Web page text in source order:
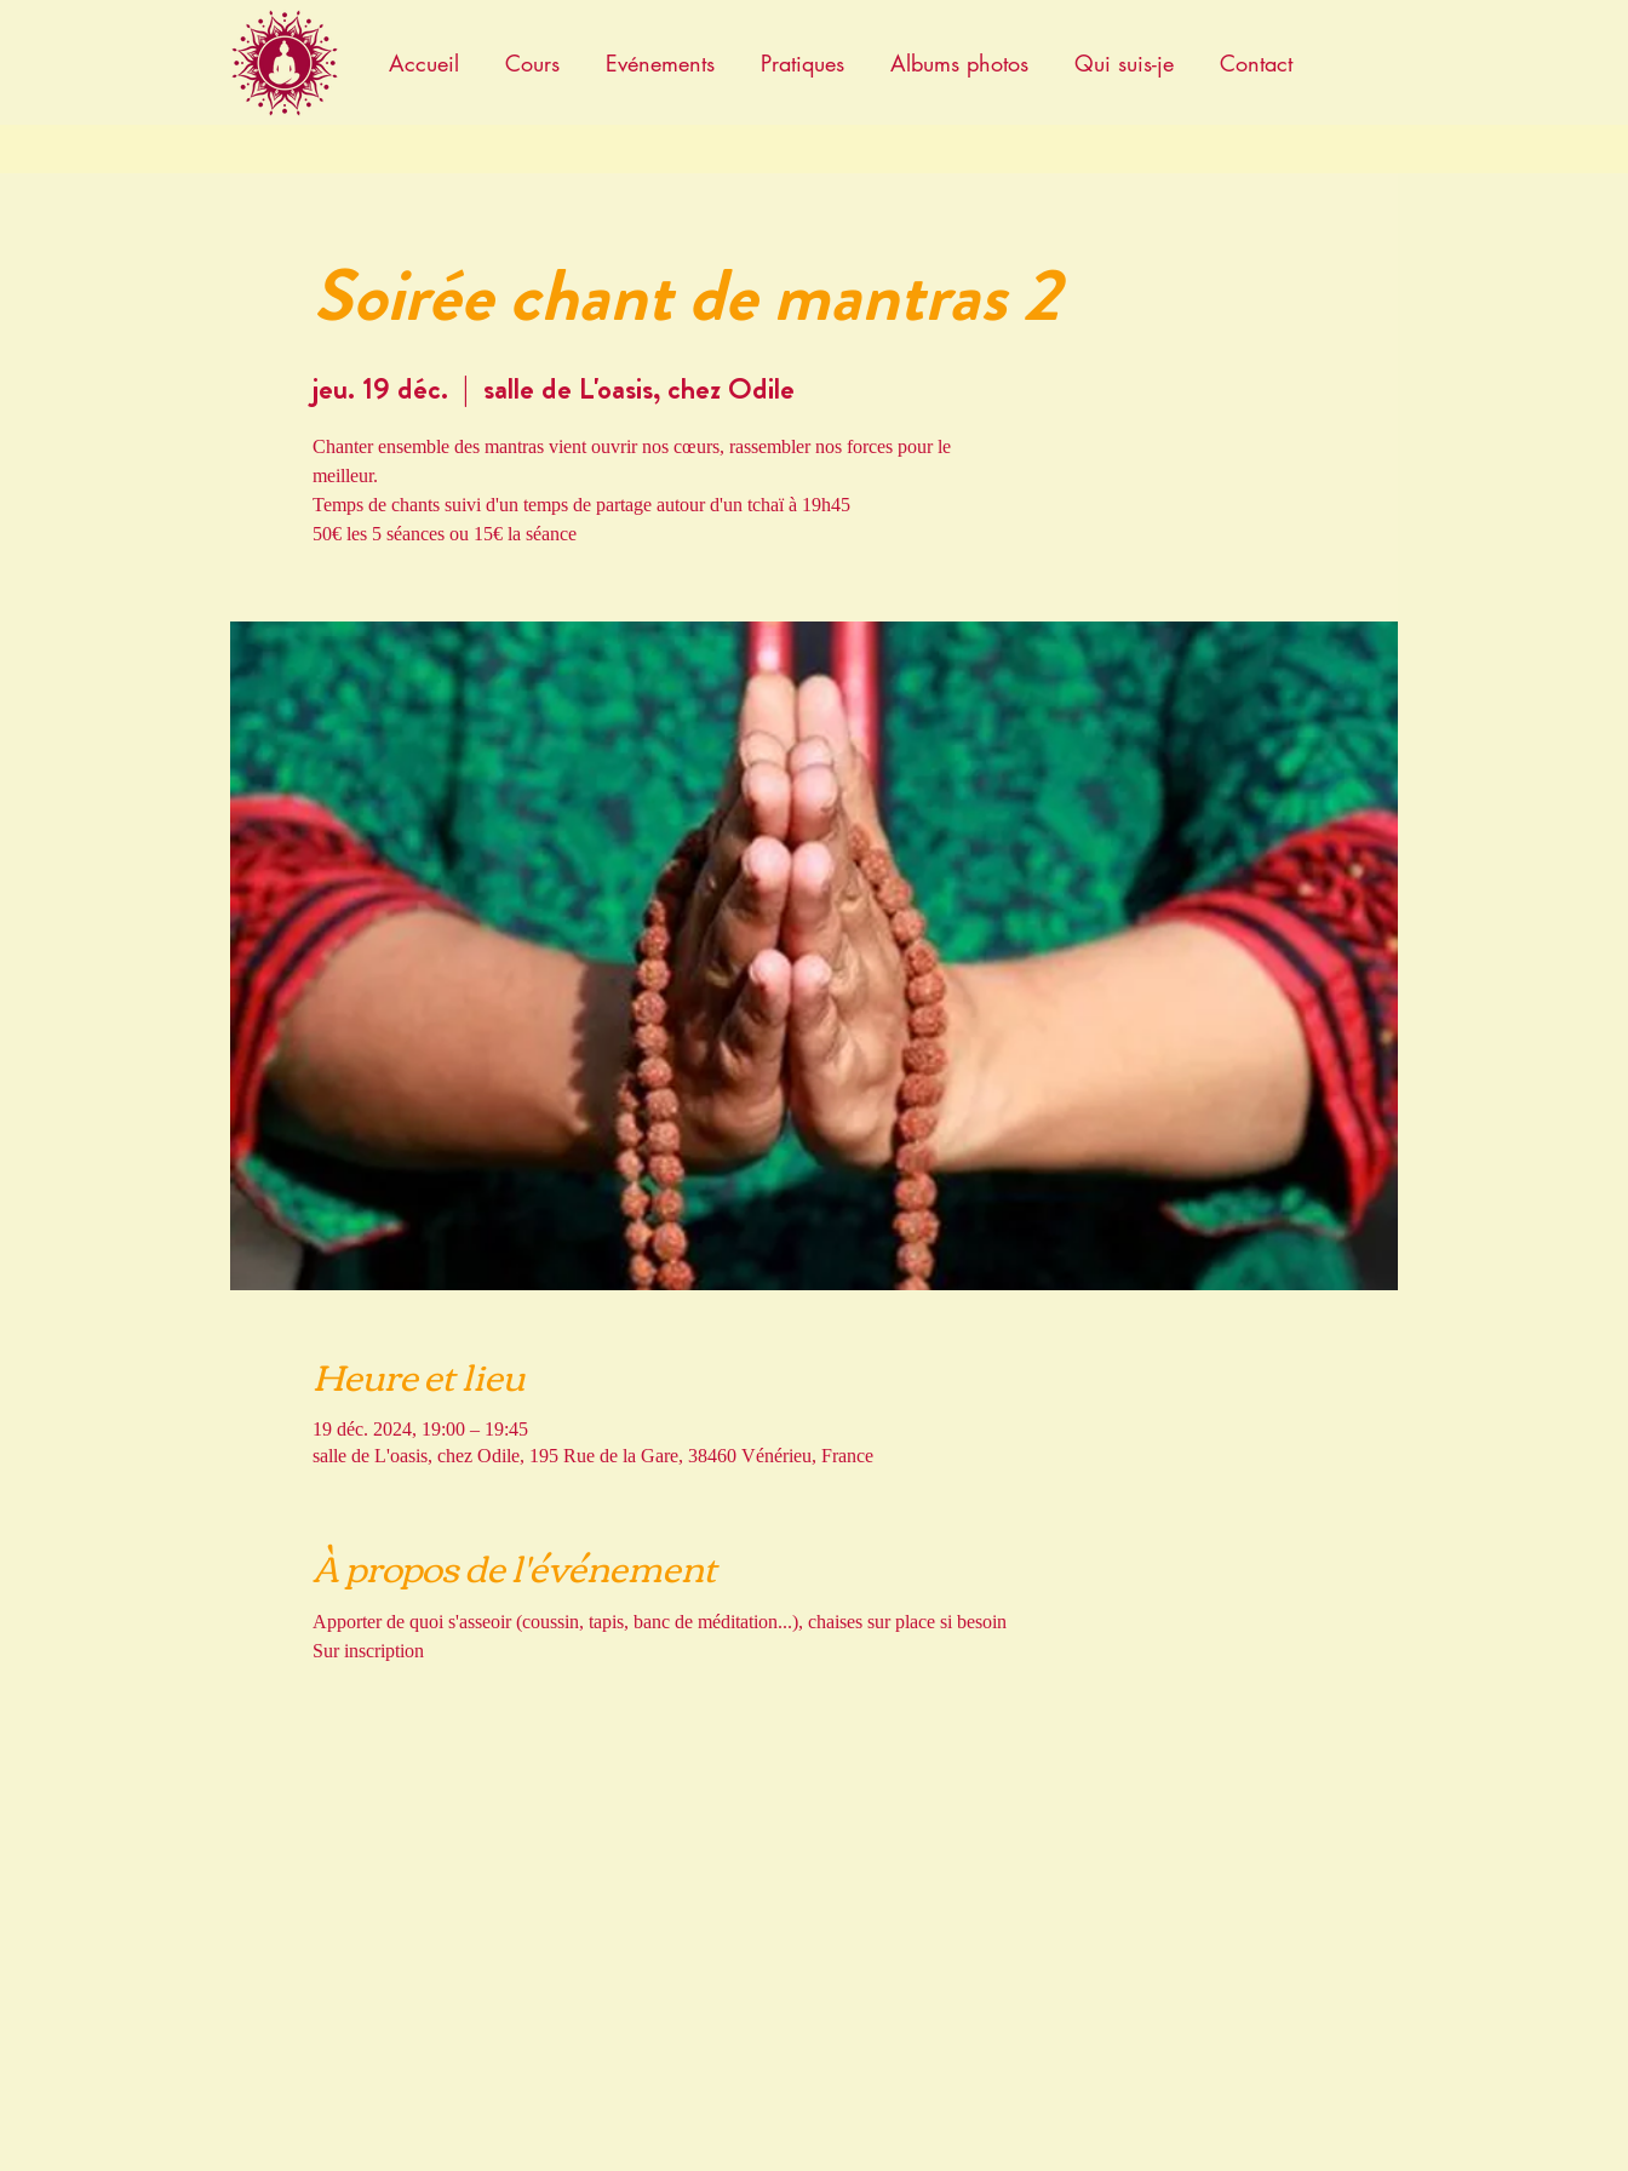
Accueil Cours Evénements Pratiques Albums photos Qui suis-je Contact
Soirée chant de mantras 2
jeu. 19 déc.
  |
salle de L'oasis, chez Odile
Chanter ensemble des mantras vient ouvrir nos cœurs, rassembler nos forces pour le
meilleur.
Temps de chants suivi d'un temps de partage autour d'un tchaï à 19h45
50€ les 5 séances ou 15€ la séance
Heure et lieu
19 déc. 2024, 19:00 – 19:45
salle de L'oasis, chez Odile, 195 Rue de la Gare, 38460 Vénérieu, France
À propos de l'événement
Apporter de quoi s'asseoir (coussin, tapis, banc de méditation...), chaises sur place si besoin
Sur inscription